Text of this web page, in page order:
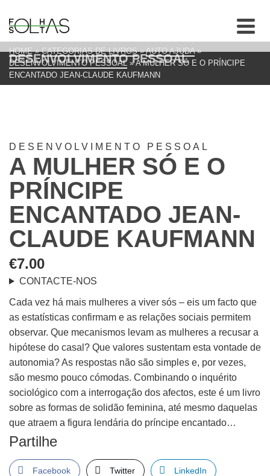
DESENVOLVIMENTO PESSOAL
HOME » CATEGORIAS DE LIVROS » AUTO AJUDA »
DESENVOLVIMENTO PESSOAL » A MULHER SÓ E O PRÍNCIPE
ENCANTADO JEAN-CLAUDE KAUFMANN
DESENVOLVIMENTO PESSOAL
A MULHER SÓ E O
PRÍNCIPE
ENCANTADO JEAN-
CLAUDE KAUFMANN
€7.00
CONTACTE-NOS
Cada vez há mais mulheres a viver sós – eis um facto que
as estatísticas confirmam e as relações sociais permitem
observar. Que mecanismos levam as mulheres a recusar a
hipótese do casal? Que valores sustentam esta vontade de
autonomia? As respostas não são simples e, por vezes,
são mesmo pouco cómodas. Combinando o inquérito
sociológico com a interrogação dos afectos, este é um livro
sobre as formas de solidão feminina, até mesmo daquelas
que atraem a figura lendária do príncipe encantado…
Partilhe
Facebook Twitter LinkedIn